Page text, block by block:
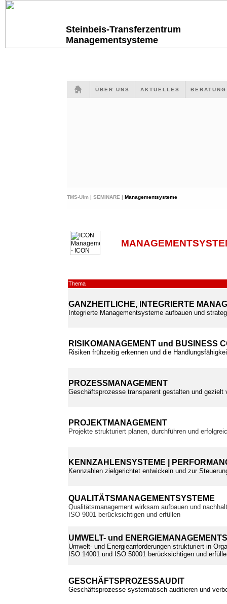
Steinbeis-Transferzentrum
Managementsysteme
ÜBER UNS AKTUELLES
TMS-Ulm | SEMINARE | Managementsysteme
Thema
GANZHEITLICHE, INTEGRIERTE
Integrierte Managementsysteme aufbauen und
RISIKOMANAGEMENT und BUSINESS
Risiken frühzeitig erkennen und die
PROZESSMANAGEMENT
Geschäftsprozesse transparent gestalten und gezielt
PROJEKTMANAGEMENT
Projekte strukturiert planen, durchführen und
KENNZAHLENSYSTEME |
Kennzahlen zielgerichtet entwickeln und zur
QUALITÄTSMANAGEMENTSYSTEME
Qualitätsmanagement wirksam aufbauen und
ISO 9001 berücksichtigen und erfüllen
UMWELT- und
Umwelt- und Energieanforderungen strukturiert in
ISO 14001 und ISO 50001 berücksichtigen und
GESCHÄFTSPROZESSAUDIT
Geschäftsprozesse systematisch auditieren und